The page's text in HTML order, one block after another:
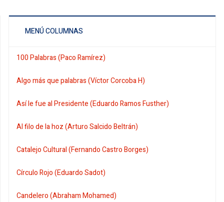
MENÚ COLUMNAS
100 Palabras (Paco Ramírez)
Algo más que palabras (Víctor Corcoba H)
Así le fue al Presidente (Eduardo Ramos Fusther)
Al filo de la hoz (Arturo Salcido Beltrán)
Catalejo Cultural (Fernando Castro Borges)
Círculo Rojo (Eduardo Sadot)
Candelero (Abraham Mohamed)